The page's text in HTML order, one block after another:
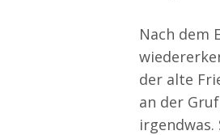
Nach dem
der alte
an der